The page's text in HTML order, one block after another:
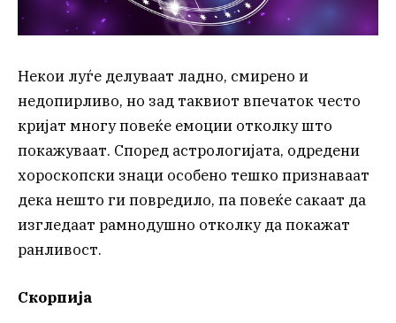
Некои луѓе делуваат ладно, смирено и
недопирливо, но зад таквиот впечаток често
кријат многу повеќе емоции отколку што
покажуваат. Според астрологијата, одредени
хороскопски знаци особено тешко признаваат
дека нешто ги повредило, па повеќе сакаат да
изгледаат рамнодушно отколку да покажат
ранливост.
Скорпија